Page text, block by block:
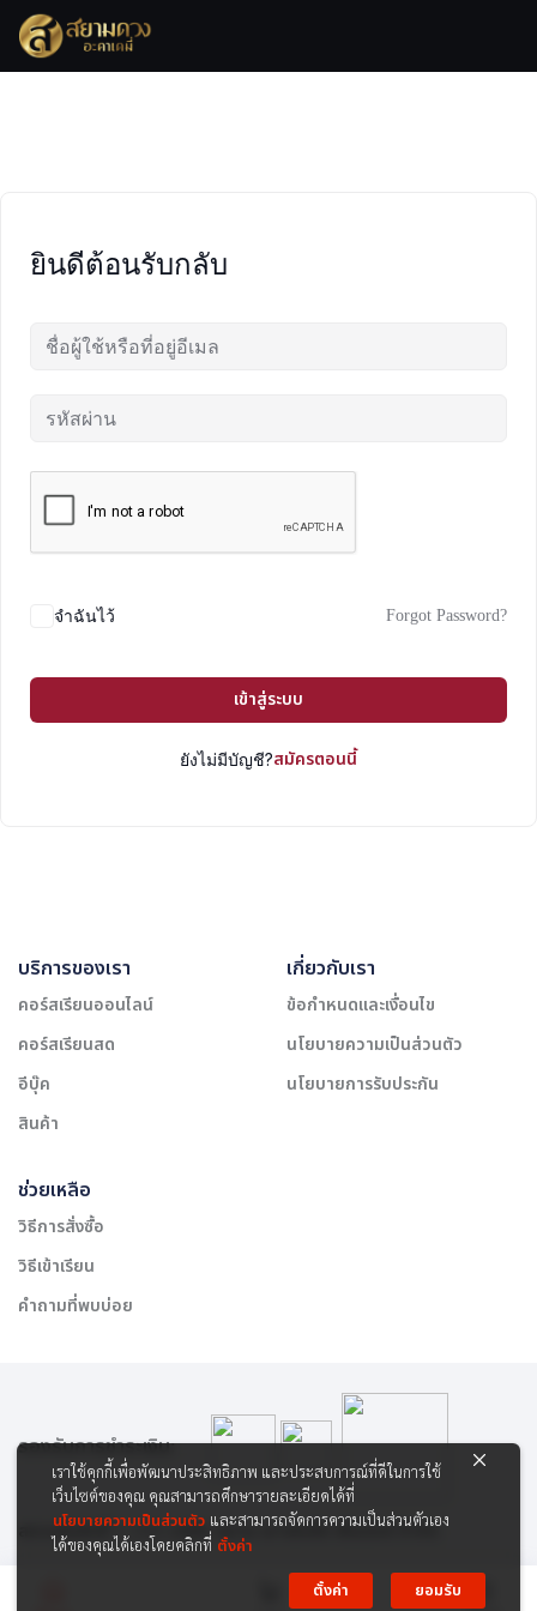
Skip
content
ยินดีต้อนรับกลับ
จำฉันไว้ Forgot Password?
เข้าสู่ระบบ
ยังไม่มีบัญชี?สมัครตอนนี้
บริการของเรา
คอร์สเรียนออนไลน์
คอร์สเรียนสด
อีบุ๊ค
สินค้า
เกี่ยวกับเรา
ข้อกำหนดและเงื่อนไข
นโยบายความเป็นส่วนตัว
นโยบายการรับประกัน
ช่วยเหลือ
วิธีการสั่งซื้อ
วิธีเข้าเรียน
คำถามที่พบบ่อย
สงวนลิขสิทธิ์ © 2565 บริษัท สยาม เคาเซิลลิ่ง เซ็นเตอร์ จำกัด
รองรับการชำระเงิน:
เราใช้คุกกี้เพื่อพัฒนาประสิทธิภาพ และประสบการณ์ที่ดีในการใช้
เว็บไซต์ของคุณ คุณสามารถศึกษารายละเอียดได้ที่
นโยบายความเป็นส่วนตัว และสามารถจัดการความเป็นส่วนตัวเอง
ได้ของคุณได้เองโดยคลิกที่ ตั้งค่า
ตั้งค่า
ยอมรับ